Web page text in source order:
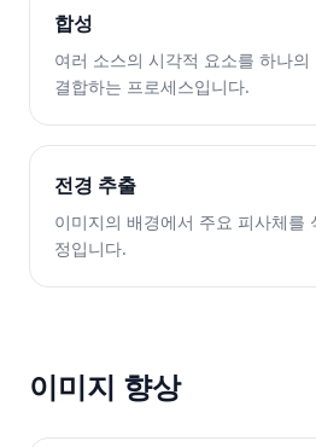
합성
여러 소스의 시각적 요소를 하나
결합하는 프로세스입니다.
전경 추출
이미지의 배경에서 주요 피사체를
정입니다.
이미지 향상